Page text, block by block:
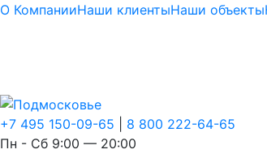
О КомпанииНаши клиентыНаши объекты
+7 495 150-09-65
8 800 222-64-65
Пн - Сб 9:00 — 20:00